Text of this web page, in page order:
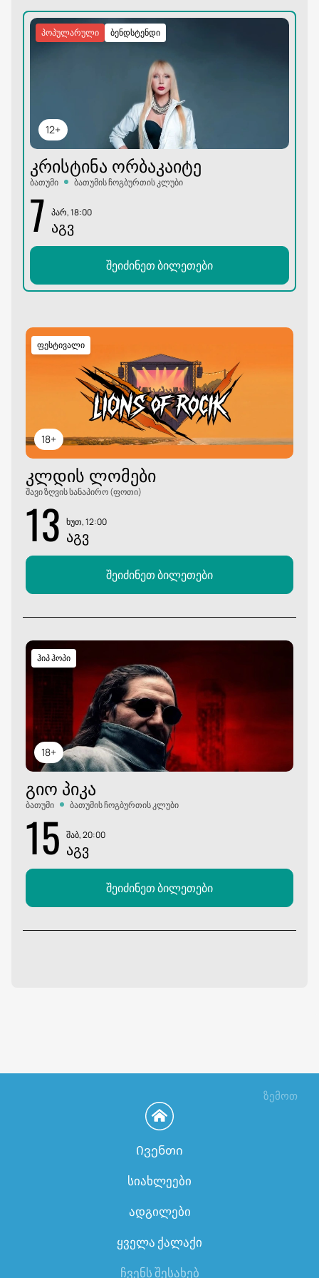
12+
ბენდსტენდი
პოპულარული
ᲙᲠᲘᲡᲢᲘᲜᲐ ᲝᲠᲑᲐᲙᲐᲘᲢᲔ
ბათუმი ბათუმის ჩოგბურთის კლუბი
7 პარ, 18:00
ᲐᲒᲕ
შეიძინეთ ბილეთები
18+
ფესტივალი
ᲙᲚᲓᲘᲡ ᲚᲝᲛᲔᲑᲘ
შავი ზღვის სანაპირო (ფოთი)
13 ხუთ, 12:00
ᲐᲒᲕ
შეიძინეთ ბილეთები
18+
ჰიპ ჰოპი
ᲒᲘᲝ ᲞᲘᲙᲐ
ბათუმი ბათუმის ჩოგბურთის კლუბი
15 შაბ, 20:00
ᲐᲒᲕ
შეიძინეთ ბილეთები
ზემოთ
Ივენთი
სიახლეები
ადგილები
ყველა ქალაქი
ჩვენს შესახებ